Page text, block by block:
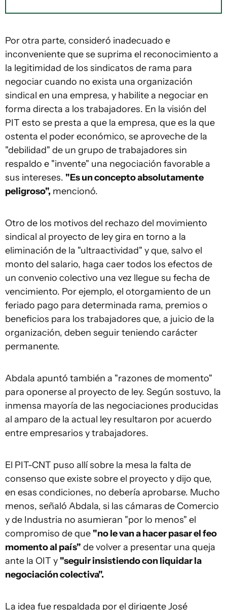
Por otra parte, consideró inadecuado e
inconveniente que se suprima el reconocimiento a
la legitimidad de los sindicatos de rama para
negociar cuando no exista una organización
sindical en una empresa, y habilite a negociar en
forma directa a los trabajadores. En la visión del
PIT esto se presta a que la empresa, que es la que
ostenta el poder económico, se aproveche de la
"debilidad" de un grupo de trabajadores sin
respaldo e "invente" una negociación favorable a
sus intereses. "Es un concepto absolutamente
peligroso", mencionó.
Otro de los motivos del rechazo del movimiento
sindical al proyecto de ley gira en torno a la
eliminación de la "ultraactividad" y que, salvo el
monto del salario, haga caer todos los efectos de
un convenio colectivo una vez llegue su fecha de
vencimiento. Por ejemplo, el otorgamiento de un
feriado pago para determinada rama, premios o
beneficios para los trabajadores que, a juicio de la
organización, deben seguir teniendo carácter
permanente.
Abdala apuntó también a "razones de momento"
para oponerse al proyecto de ley. Según sostuvo, la
inmensa mayoría de las negociaciones producidas
al amparo de la actual ley resultaron por acuerdo
entre empresarios y trabajadores.
El PIT-CNT puso allí sobre la mesa la falta de
consenso que existe sobre el proyecto y dijo que,
en esas condiciones, no debería aprobarse. Mucho
menos, señaló Abdala, si las cámaras de Comercio
y de Industria no asumieran "por lo menos" el
compromiso de que "no le van a hacer pasar el feo
momento al país" de volver a presentar una queja
ante la OIT y "seguir insistiendo con liquidar la
negociación colectiva".
La idea fue respaldada por el dirigente José